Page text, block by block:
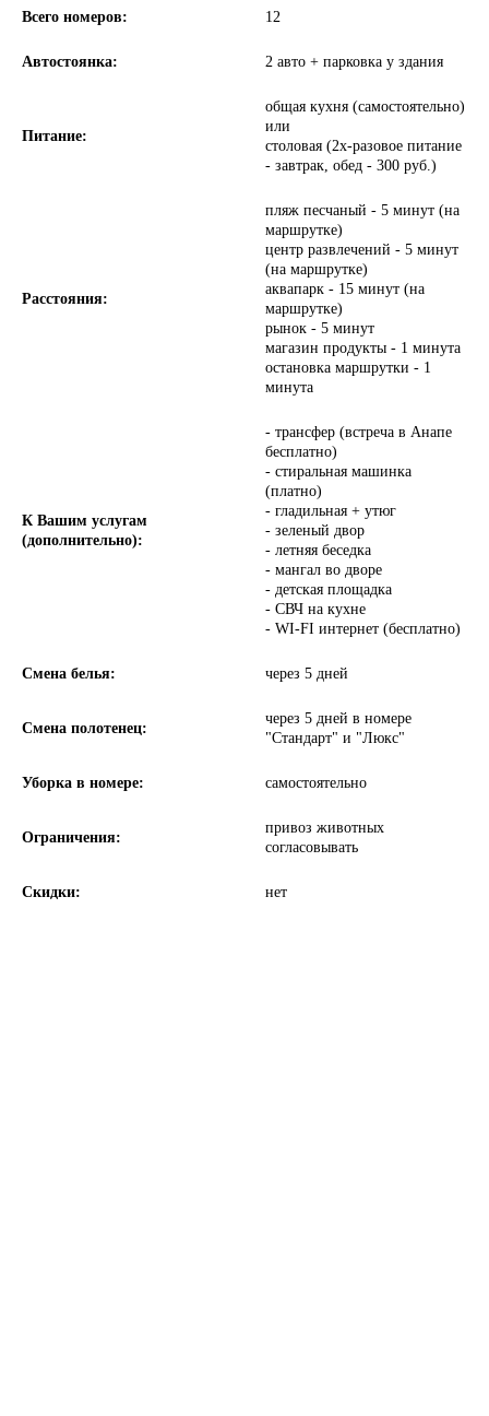
Всего номеров: 12
Автостоянка: 2 авто + парковка у здания
Питание:
общая кухня (самостоятельно)
или
столовая (2х-разовое питание
- завтрак, обед - 300 руб.)
Расстояния:
пляж песчаный - 5 минут (на
маршрутке)
центр развлечений - 5 минут
(на маршрутке)
аквапарк - 15 минут (на
маршрутке)
рынок - 5 минут
магазин продукты - 1 минута
остановка маршрутки - 1
минута
К Вашим услугам
(дополнительно):
- трансфер (встреча в Анапе
бесплатно)
- стиральная машинка
(платно)
- гладильная + утюг
- зеленый двор
- летняя беседка
- мангал во дворе
- детская площадка
- СВЧ на кухне
- WI-FI интернет (бесплатно)
Смена белья: через 5 дней
Смена полотенец:
через 5 дней в номере
"Стандарт" и "Люкс"
Уборка в номере: самостоятельно
Ограничения:
привоз животных
согласовывать
Скидки: нет